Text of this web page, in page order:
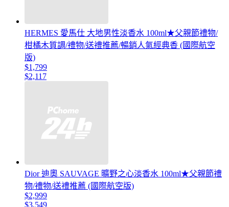
HERMES 愛馬仕 大地男性淡香水 100ml★父親節禮物/
柑橘木質調/禮物/送禮推薦/暢銷人氣經典香 (國際航空
版)
$1,799
$2,117
Dior 迪奧 SAUVAGE 曠野之心淡香水 100ml★父親節禮
物/禮物/送禮推薦 (國際航空版)
$2,999
$3,549